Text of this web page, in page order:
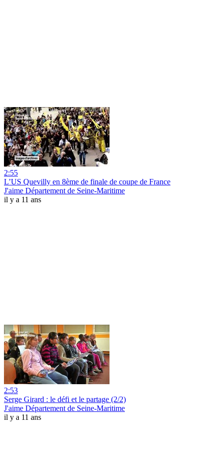
2:55
L’US Quevilly en 8ème de finale de coupe de France
J'aime Département de Seine-Maritime
il y a 11 ans
2:53
Serge Girard : le défi et le partage (2/2)
J'aime Département de Seine-Maritime
il y a 11 ans